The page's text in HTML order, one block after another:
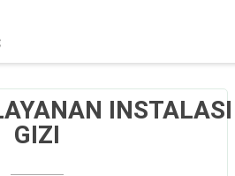
INSTALASI
GIZI